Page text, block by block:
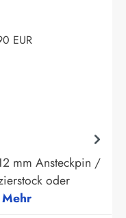
EUR
mm Ansteckpin /
oder
Mehr